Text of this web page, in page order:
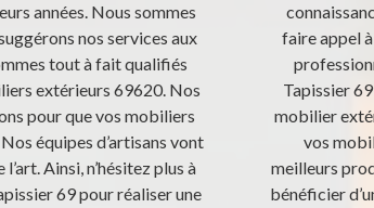
années. Nous sommes
nos services aux
tout à fait qualifiés
extérieurs 69620. Nos
pour que vos mobiliers
équipes d’artisans vont
Ainsi, n’hésitez plus à
69 pour réaliser une
faire appel
Tapissier
mobilier
vos
meilleurs
bénéficier